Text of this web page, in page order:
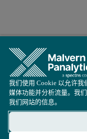
我们使用 Cookie 以允许
媒体功能并分析流量。我
我们网站的信息。